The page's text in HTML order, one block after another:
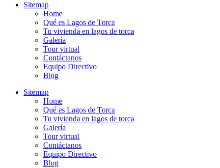
Sitemap
Home
Qué es Lagos de Torca
Tu vivienda en lagos de torca
Galería
Tour virtual
Contáctanos
Equipo Directivo
Blog
Sitemap
Home
Qué es Lagos de Torca
Tu vivienda en lagos de torca
Galería
Tour virtual
Contáctanos
Equipo Directivo
Blog